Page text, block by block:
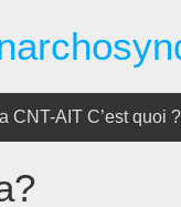
CNT-AIT C’est quoi ?